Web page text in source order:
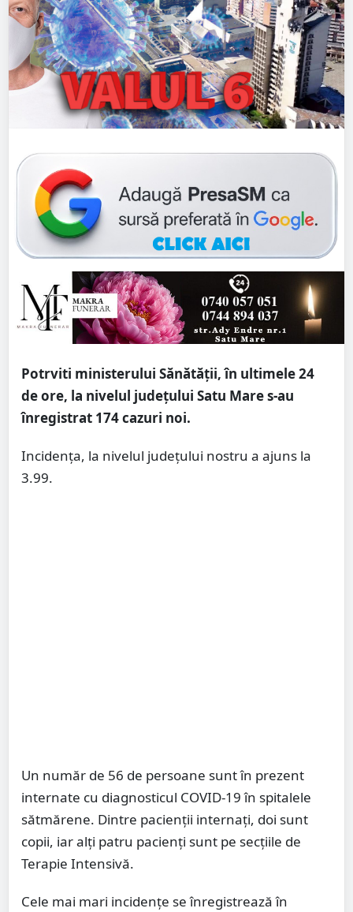
Potrviti ministerului Sănătății, în ultimele 24
de ore, la nivelul județului Satu Mare s-au
înregistrat 174 cazuri noi.
Incidența, la nivelul județului nostru a ajuns la
3.99.
Un număr de 56 de persoane sunt în prezent
internate cu diagnosticul COVID-19 în spitalele
sătmărene. Dintre pacienții internați, doi sunt
copii, iar alți patru pacienți sunt pe secțiile de
Terapie Intensivă.
Cele mai mari incidențe se înregistrează în